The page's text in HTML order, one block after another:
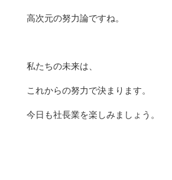
高次元の努力論ですね。
私たちの未来は、
これからの努力で決まります。
今日も社長業を楽しみましょう。